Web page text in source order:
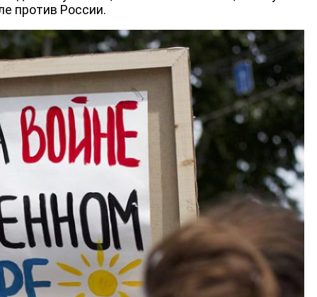
против России.